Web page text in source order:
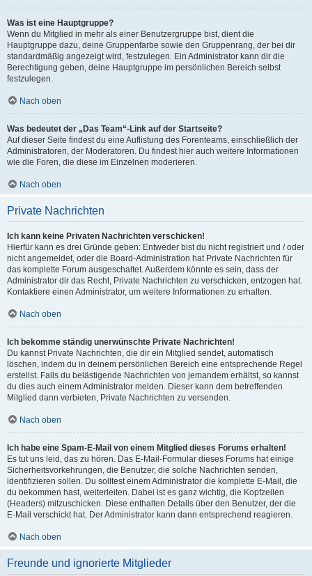
Was ist eine Hauptgruppe?
Wenn du Mitglied in mehr als einer Benutzergruppe bist, dient die
Hauptgruppe dazu, deine Gruppenfarbe sowie den Gruppenrang, der bei dir
standardmäßig angezeigt wird, festzulegen. Ein Administrator kann dir die
Berechtigung geben, deine Hauptgruppe im persönlichen Bereich selbst
festzulegen.
Nach oben
Was bedeutet der „Das Team“-Link auf der Startseite?
Auf dieser Seite findest du eine Auflistung des Forenteams, einschließlich der
Administratoren, der Moderatoren. Du findest hier auch weitere Informationen
wie die Foren, die diese im Einzelnen moderieren.
Nach oben
Private Nachrichten
Ich kann keine Privaten Nachrichten verschicken!
Hierfür kann es drei Gründe geben: Entweder bist du nicht registriert und / oder
nicht angemeldet, oder die Board-Administration hat Private Nachrichten für
das komplette Forum ausgeschaltet. Außerdem könnte es sein, dass der
Administrator dir das Recht, Private Nachrichten zu verschicken, entzogen hat.
Kontaktiere einen Administrator, um weitere Informationen zu erhalten.
Nach oben
Ich bekomme ständig unerwünschte Private Nachrichten!
Du kannst Private Nachrichten, die dir ein Mitglied sendet, automatisch
löschen, indem du in deinem persönlichen Bereich eine entsprechende Regel
erstellst. Falls du belästigende Nachrichten von jemandem erhältst, so kannst
du dies auch einem Administrator melden. Dieser kann dem betreffenden
Mitglied dann verbieten, Private Nachrichten zu versenden.
Nach oben
Ich habe eine Spam-E-Mail von einem Mitglied dieses Forums erhalten!
Es tut uns leid, das zu hören. Das E-Mail-Formular dieses Forums hat einige
Sicherheitsvorkehrungen, die Benutzer, die solche Nachrichten senden,
identifizieren sollen. Du solltest einem Administrator die komplette E-Mail, die
du bekommen hast, weiterleiten. Dabei ist es ganz wichtig, die Kopfzeilen
(Headers) mitzuschicken. Diese enthalten Details über den Benutzer, der die
E-Mail verschickt hat. Der Administrator kann dann entsprechend reagieren.
Nach oben
Freunde und ignorierte Mitglieder